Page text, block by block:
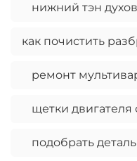
нижний тэн
как почистить
ремонт
щетки
подобрать